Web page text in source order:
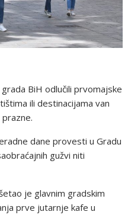
BiH odlučili prvomajske
ili destinacijama van
dane provesti u Gradu
gužvi niti
je glavnim gradskim
prve jutarnje kafe u